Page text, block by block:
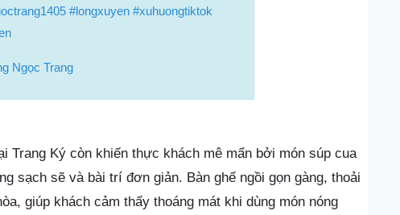
#longxuyen #xuhuongtiktok
Ngọc Trang
Trang Ký còn khiến thực khách mê mẩn bởi món súp cua
sạch sẽ và bài trí đơn giản. Bàn ghế ngồi gọn gàng, thoải
giúp khách cảm thấy thoáng mát khi dùng món nóng